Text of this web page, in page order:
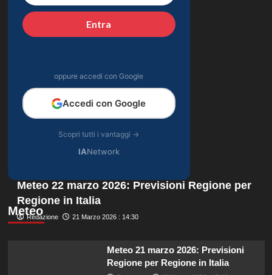
Entra
oppure accedi con Google
Accedi con Google
Scopri tutti i vantaggi →
IANetwork
Meteo
Meteo 22 marzo 2026: Previsioni Regione per
Regione in Italia
Redazione 21 Marzo 2026 : 14:30
Meteo 21 marzo 2026: Previsioni
Regione per Regione in Italia